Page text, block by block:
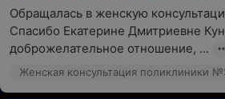
Обращалась в женскую
Спасибо Екатерине Дмитриевне
доброжелательное отношение, ...
Женская консультация поликлиники